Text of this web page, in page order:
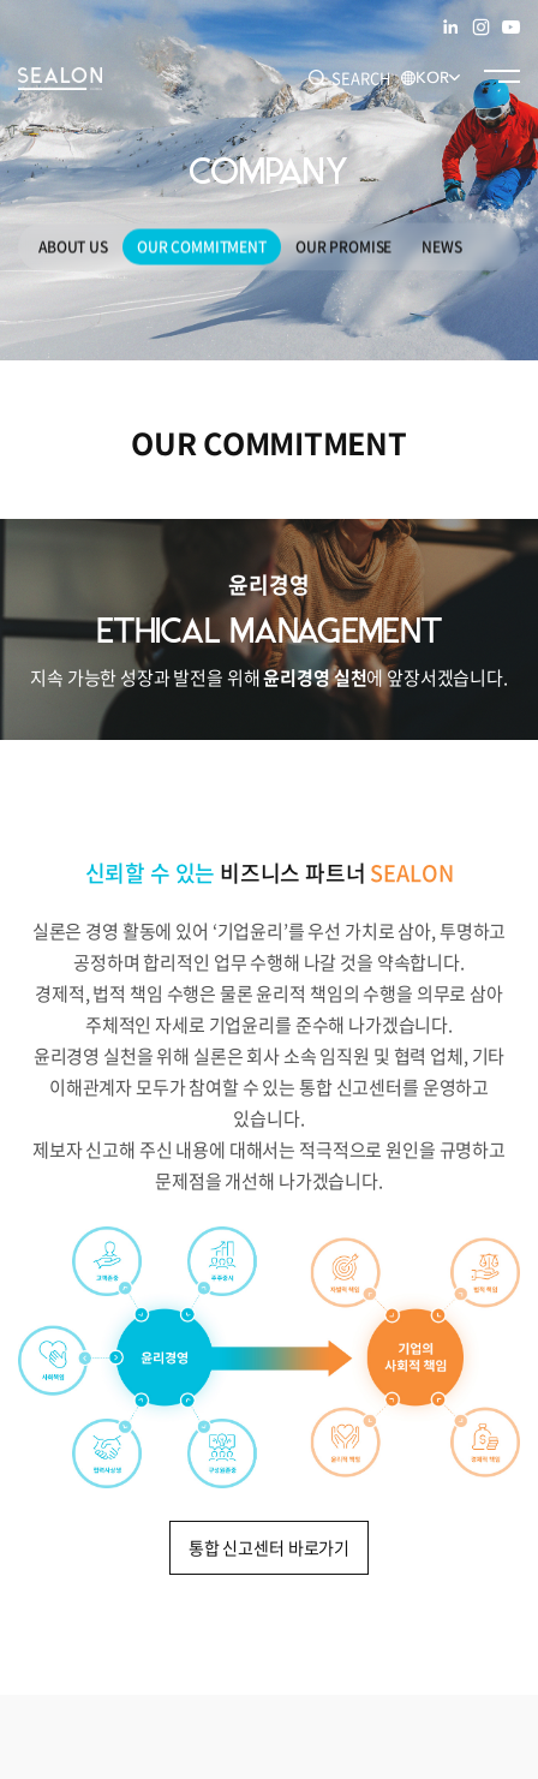
SEARCH
추천 키워드
#SEAM TAPE #SPECIALTY
KOR
COMPANY
ABOUT US OUR COMMITMENT OUR PROMISE NEWS
OUR COMMITMENT
윤리경영
ETHICAL MANAGEMENT
지속 가능한 성장과 발전을 위해윤리경영 실천에 앞장서겠습니다.
신뢰할 수 있는 비즈니스 파트너 SEALON
실론은 경영 활동에 있어 ‘기업윤리’를 우선 가치로 삼아, 투명하고
공정하며 합리적인 업무 수행해 나갈 것을 약속합니다.
경제적, 법적 책임 수행은 물론 윤리적 책임의 수행을 의무로 삼아
주체적인 자세로 기업윤리를 준수해 나가겠습니다.
윤리경영 실천을 위해 실론은 회사 소속 임직원 및 협력 업체, 기타
이해관계자 모두가 참여할 수 있는 통합 신고센터를 운영하고
있습니다.
제보자 신고해 주신 내용에 대해서는 적극적으로 원인을 규명하고
문제점을 개선해 나가겠습니다.
통합 신고센터 바로가기